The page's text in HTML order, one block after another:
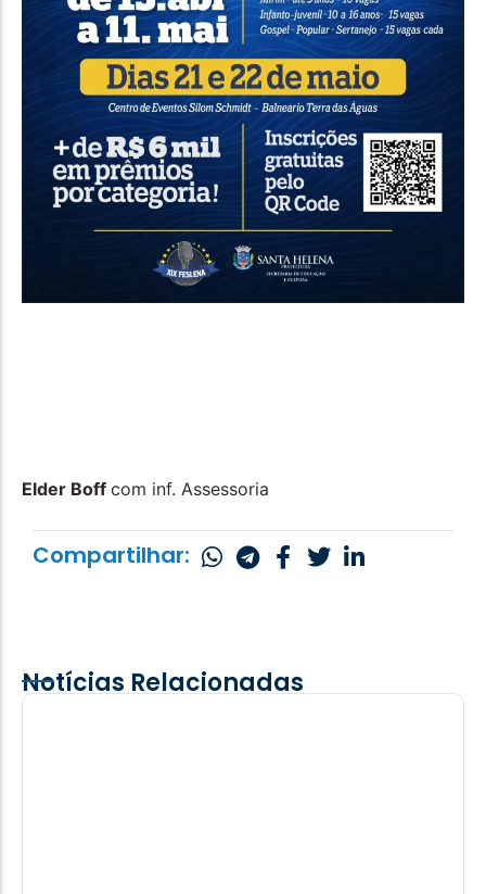
Elder Boff com inf. Assessoria
Compartilhar:
Notícias Relacionadas